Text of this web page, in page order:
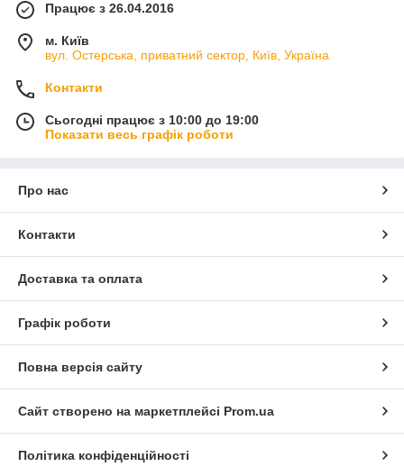
Працює з 26.04.2016
м. Київ
вул. Остерська, приватний сектор, Київ, Україна
Контакти
Сьогодні працює з 10:00 до 19:00
Показати весь графік роботи
Про нас
Контакти
Доставка та оплата
Графік роботи
Повна версія сайту
Сайт створено на маркетплейсі Prom.ua
Політика конфіденційності